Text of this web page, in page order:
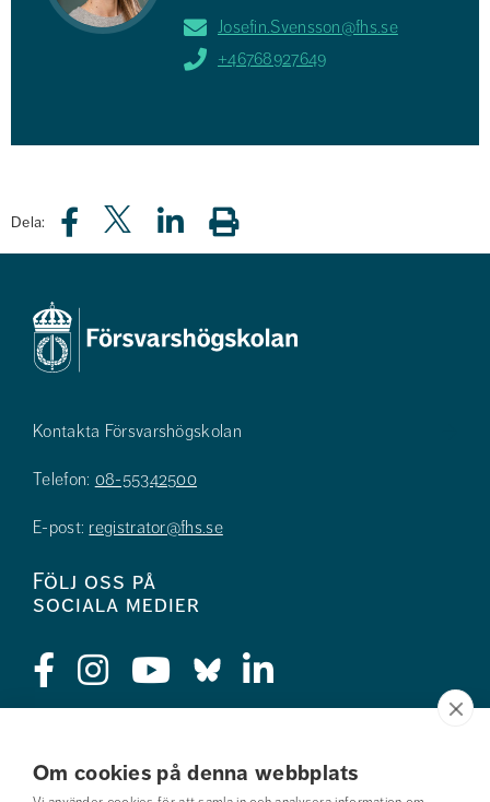
Om cookies på denna webbplats
Josefin.Svensson@fhs.se
+46768927649
Dela:
Kontakta Försvarshögskolan
Telefon: 08-55342500
E-post: registrator@fhs.se
Följ oss på
sociala medier
Jobba hos oss